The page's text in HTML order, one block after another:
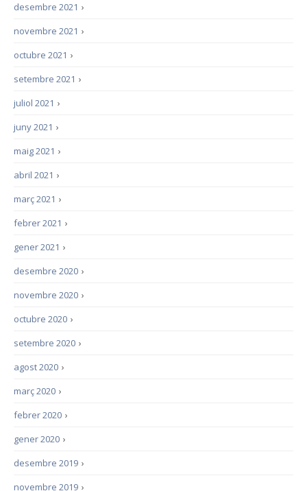
›
desembre 2021
›
novembre 2021
›
octubre 2021
›
setembre 2021
›
juliol 2021
›
juny 2021
›
maig 2021
›
abril 2021
›
març 2021
›
febrer 2021
›
gener 2021
›
desembre 2020
›
novembre 2020
›
octubre 2020
›
setembre 2020
›
agost 2020
›
març 2020
›
febrer 2020
›
gener 2020
›
desembre 2019
›
novembre 2019